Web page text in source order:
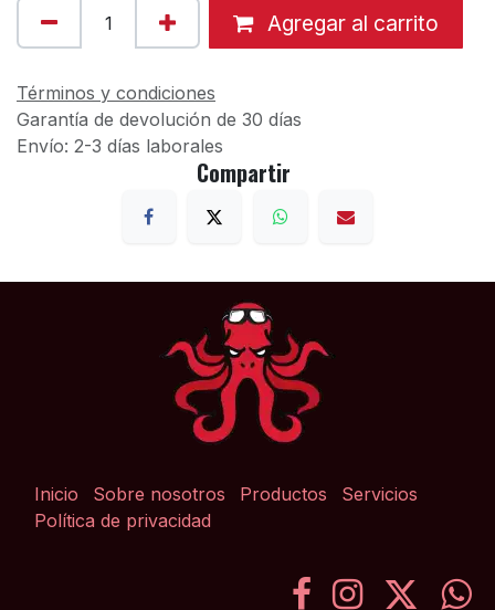
Agregar al carrito
Términos y condiciones
Garantía de devolución de 30 días
Envío: 2-3 días laborales
Compartir
Inicio Sobre nosotros Productos
Servicios
Política de privacidad